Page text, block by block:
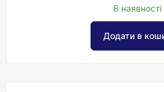
В наявності